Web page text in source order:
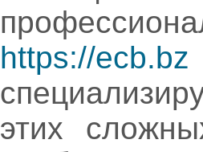
https://ecb.bz
этих